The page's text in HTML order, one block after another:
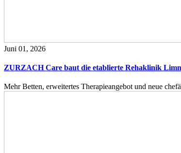
Juni 01, 2026
ZURZACH Care baut die etablierte Rehaklinik
Mehr Betten, erweitertes Therapieangebot und neue